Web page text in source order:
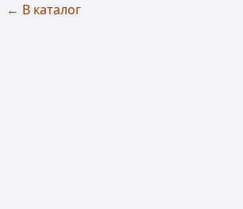
← В каталог